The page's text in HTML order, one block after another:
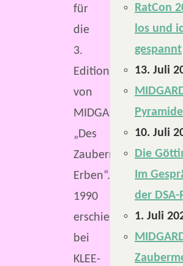
für
die
3.
Edition
von
MIDGARD:
„Des
Zaubermeisters
Erben“.
1990
erschien
bei
KLEE-
RatCon
los und
gespannt
13. Juli
10. Juli
Die
Im
der
1. Juli